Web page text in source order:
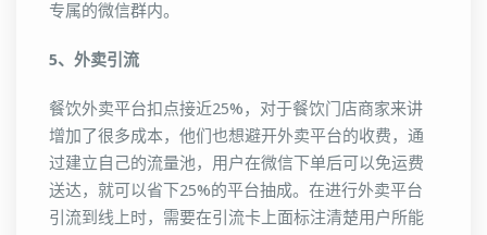
专属的微信群内。
5、外卖引流
餐饮外卖平台扣点接近25%，对于餐饮门店商家来讲
增加了很多成本，他们也想避开外卖平台的收费，通
过建立自己的流量池，用户在微信下单后可以免运费
送达，就可以省下25%的平台抽成。在进行外卖平台
引流到线上时，需要在引流卡上面标注清楚用户所能